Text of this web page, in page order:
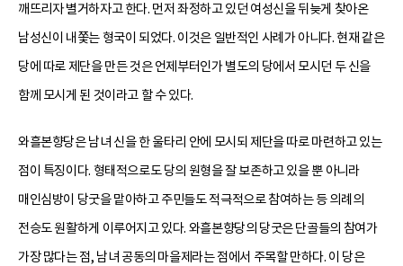
깨뜨리자 별거하자고 한다. 먼저 좌정하고 있던 여성신을 뒤늦게 찾아온
남성신이 내쫓는 형국이 되었다. 이것은 일반적인 사례가 아니다. 현재 같은
당에 따로 제단을 만든 것은 언제부터인가 별도의 당에서 모시던 두 신을
함께 모시게 된 것이라고 할 수 있다.
와흘본향당은 남녀 신을 한 울타리 안에 모시되 제단을 따로 마련하고 있는
점이 특징이다. 형태적으로도 당의 원형을 잘 보존하고 있을 뿐 아니라
매인심방이 당굿을 맡아하고 주민들도 적극적으로 참여하는 등 의례의
전승도 원활하게 이루어지고 있다. 와흘본향당의 당굿은 단골들의 참여가
가장 많다는 점, 남녀 공동의 마을제라는 점에서 주목할 만하다. 이 당은